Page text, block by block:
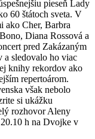
pieseň Lady
60 štátoch sveta. V
ako Cher, Barbra
Diana Rossová a
pred Zakázaným
a sledovalo ho viac
knihy rekordov ako
repertoárom.
však nebolo
si ukážku
rozhovor Aleny
h na Dvojke v